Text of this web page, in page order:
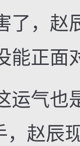
了，赵
能正面
气也
，赵辰